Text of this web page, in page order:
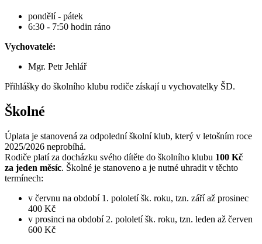
pondělí - pátek
6:30 - 7:50 hodin ráno
Vychovatelé:
Mgr. Petr Jehlář
Přihlášky do školního klubu rodiče získají u vychovatelky ŠD.
Školné
Úplata je stanovená za odpolední školní klub, který v letošním roce
2025/2026 neprobíhá.
Rodiče platí za docházku svého dítěte do školního klubu 100 Kč
za jeden měsíc. Školné je stanoveno a je nutné uhradit v těchto
termínech:
v červnu na období 1. pololetí šk. roku, tzn. září až prosinec
400 Kč
v prosinci na období 2. pololetí šk. roku, tzn. leden až červen
600 Kč